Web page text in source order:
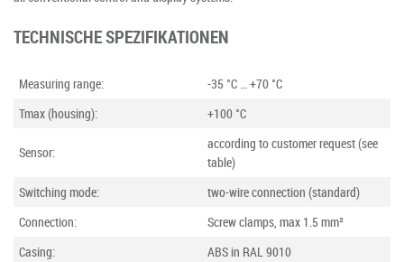
TECHNISCHE SPEZIFIKATIONEN
Measuring range:
-35 °C … +70 °C
Tmax (housing):
+100 °C
Sensor:
according to customer request (see
table)
Switching mode:
two-wire connection (standard)
Connection:
Screw clamps, max 1.5 mm²
Casing:
ABS in RAL 9010